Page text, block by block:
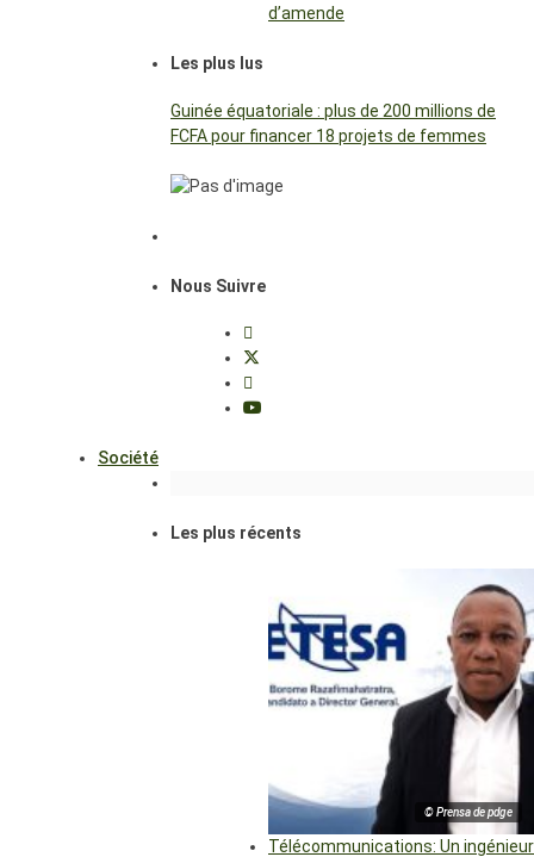
d’amende
Les plus lus
Guinée équatoriale : plus de 200 millions de
FCFA pour financer 18 projets de femmes
Nous Suivre
Société
Les plus récents
© Prensa de pdge
Télécommunications: Un ingénieur